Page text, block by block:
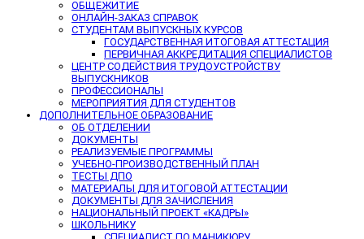
ОБЩЕЖИТИЕ
ОНЛАЙН-ЗАКАЗ СПРАВОК
СТУДЕНТАМ ВЫПУСКНЫХ КУРСОВ
ГОСУДАРСТВЕННАЯ ИТОГОВАЯ АТТЕСТАЦИЯ
ПЕРВИЧНАЯ АККРЕДИТАЦИЯ СПЕЦИАЛИСТОВ
ЦЕНТР СОДЕЙСТВИЯ ТРУДОУСТРОЙСТВУ
ВЫПУСКНИКОВ
ПРОФЕССИОНАЛЫ
МЕРОПРИЯТИЯ ДЛЯ СТУДЕНТОВ
ДОПОЛНИТЕЛЬНОЕ ОБРАЗОВАНИЕ
ОБ ОТДЕЛЕНИИ
ДОКУМЕНТЫ
РЕАЛИЗУЕМЫЕ ПРОГРАММЫ
УЧЕБНО-ПРОИЗВОДСТВЕННЫЙ ПЛАН
ТЕСТЫ ДПО
МАТЕРИАЛЫ ДЛЯ ИТОГОВОЙ АТТЕСТАЦИИ
ДОКУМЕНТЫ ДЛЯ ЗАЧИСЛЕНИЯ
НАЦИОНАЛЬНЫЙ ПРОЕКТ «КАДРЫ»
ШКОЛЬНИКУ